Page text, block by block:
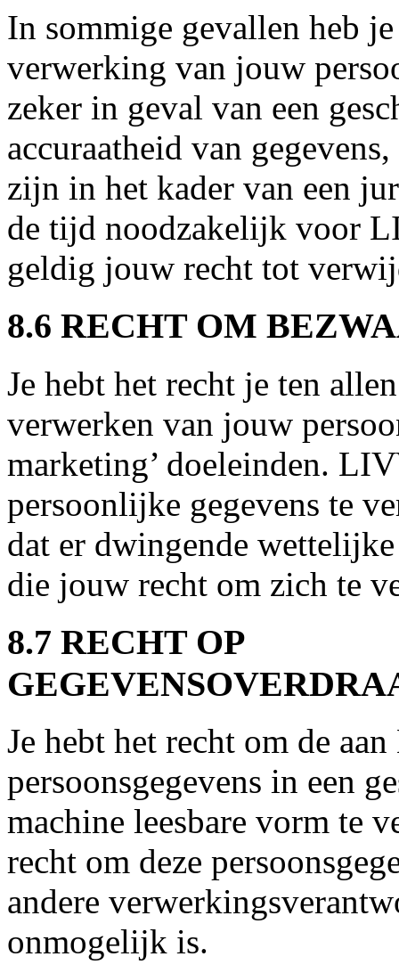
In sommige gevallen heb
verwerking van jouw
zeker in geval van een
accuraatheid van
zijn in het kader van een
de tijd noodzakelijk voor
geldig jouw recht tot
8.6 RECHT OM
Je hebt het recht je ten
verwerken van jouw
marketing’ doeleinden.
persoonlijke gegevens te
dat er dwingende
die jouw recht om zich te
8.7 RECHT OP
Je hebt het recht om de
persoonsgegevens in een
machine leesbare vorm te
recht om deze
andere
onmogelijk is.